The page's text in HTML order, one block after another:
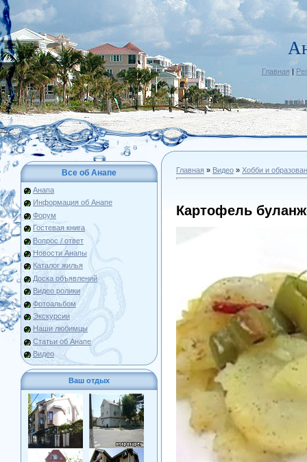
Главная|
Все об Анапе
Анапа
Информация об Анапе
Форум
Гостевая книга
Вопрос / ответ
Новости Анапы
Каталог жилья
Доска объявлений
Видео ролики
Фотоальбом
Экскурсии
Наши любимцы
Статьи об Анапе
Видео
Ваш отдых
Главная » Видео » Хобби и
Картофель